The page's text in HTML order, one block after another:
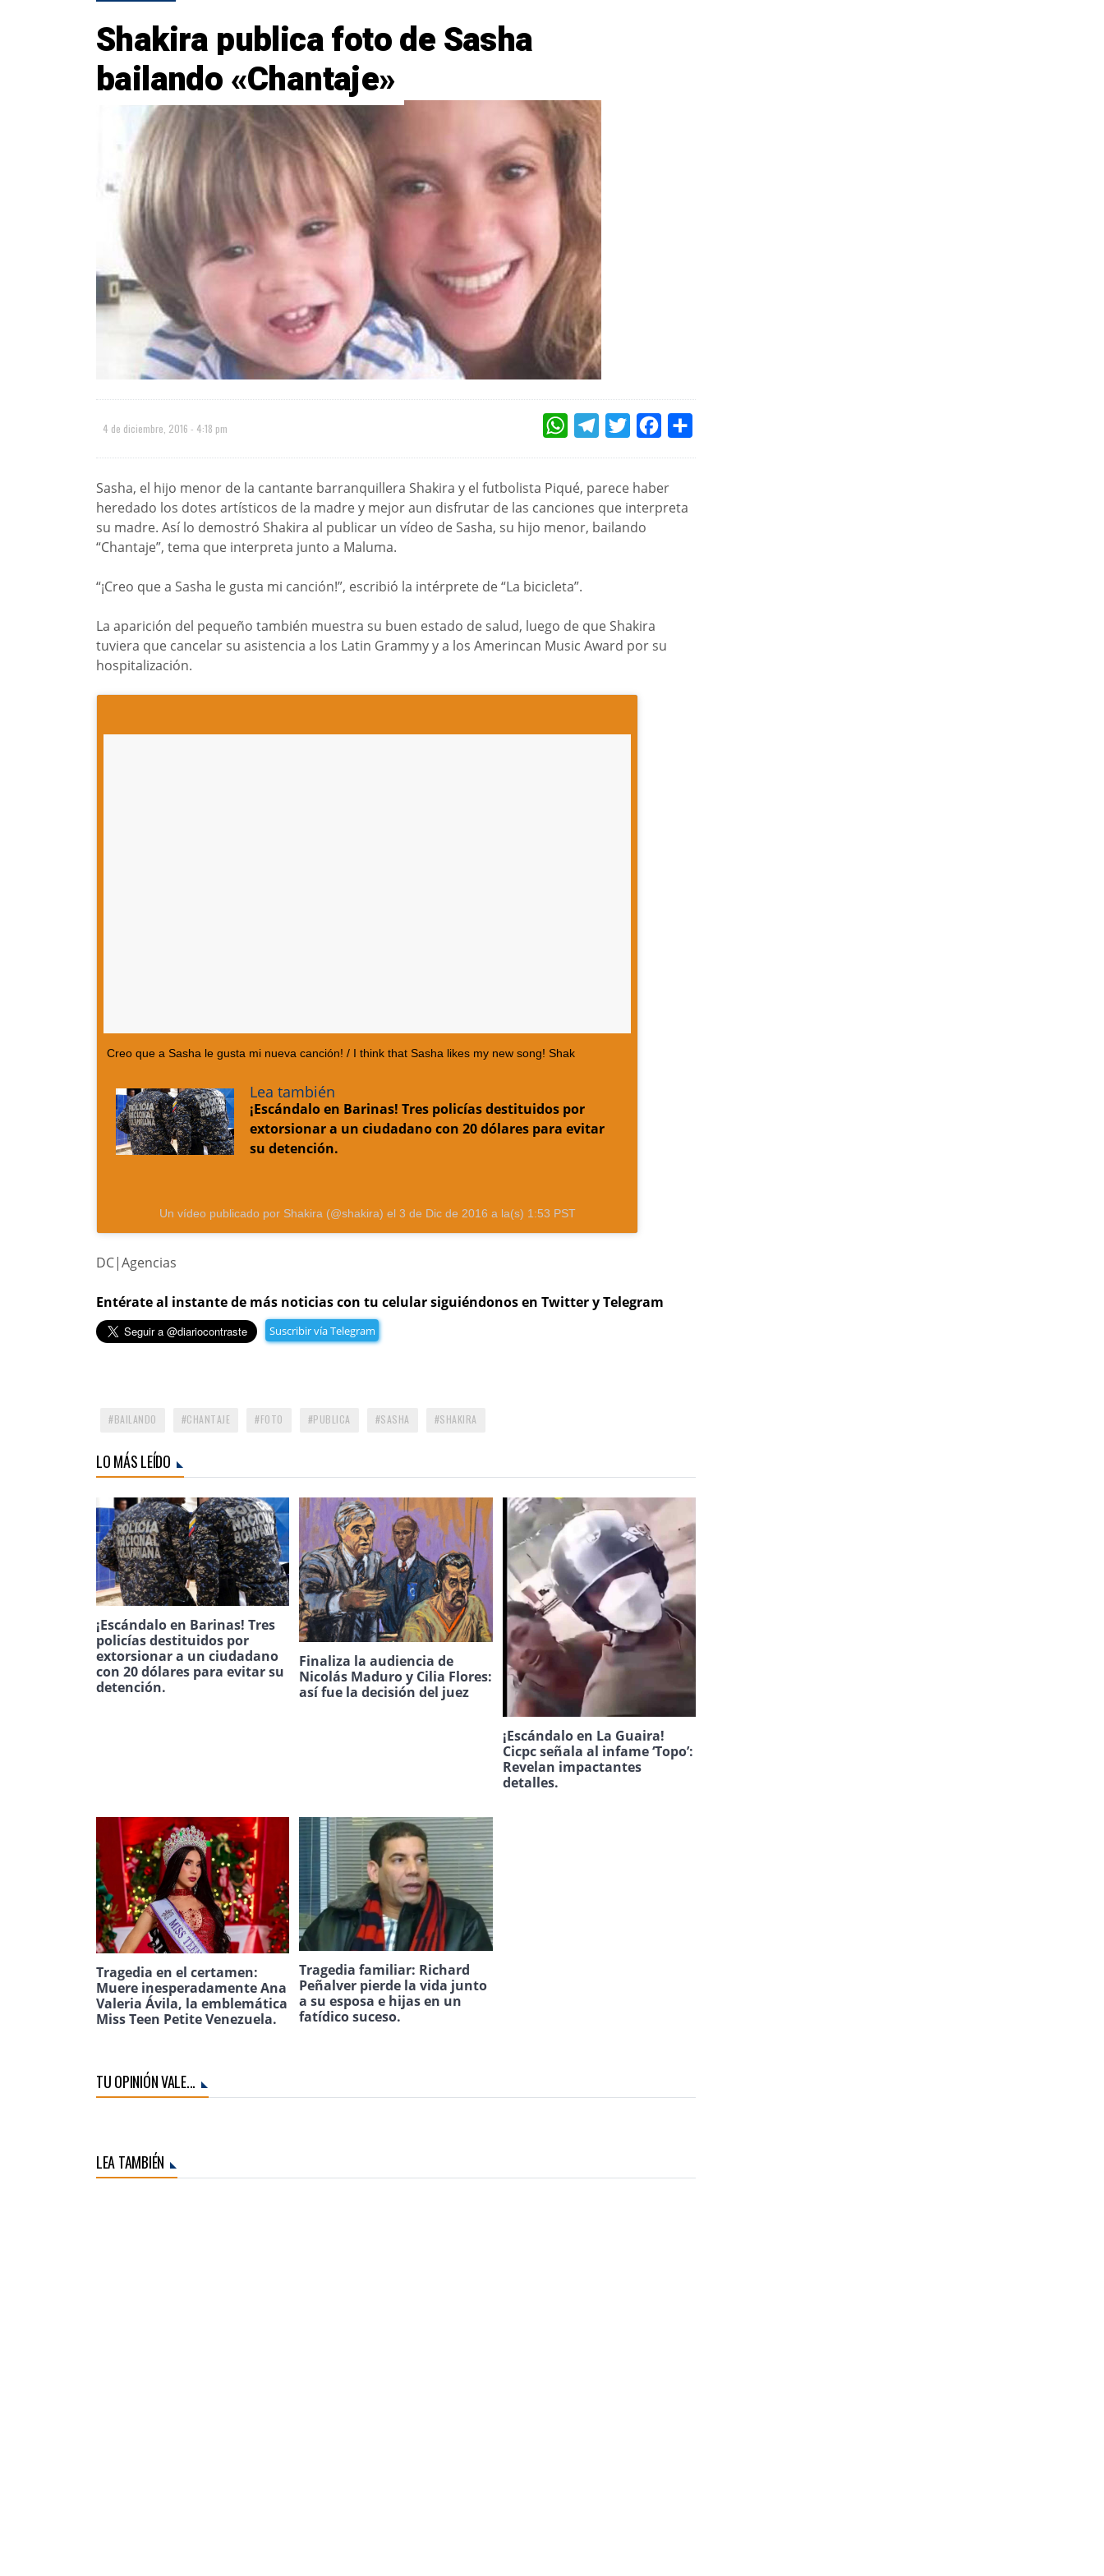
Shakira publica foto de Sasha
bailando «Chantaje»
4 de diciembre, 2016 - 4:18 pm WHATSAPPTELEGRAMTWITTERFACEBOOK
Sasha, el hijo menor de la cantante barranquillera Shakira y el futbolista Piqué, parece haber
heredado los dotes artísticos de la madre y mejor aun disfrutar de las canciones que interpreta
su madre. Así lo demostró Shakira al publicar un vídeo de Sasha, su hijo menor, bailando
“Chantaje”, tema que interpreta junto a Maluma.
“¡Creo que a Sasha le gusta mi canción!”, escribió la intérprete de “La bicicleta”.
La aparición del pequeño también muestra su buen estado de salud, luego de que Shakira
tuviera que cancelar su asistencia a los Latin Grammy y a los Amerincan Music Award por su
hospitalización.
Creo que a Sasha le gusta mi nueva canción! / I think that Sasha likes my new song! Shak
Lea también
¡Escándalo en Barinas! Tres policías destituidos por
extorsionar a un ciudadano con 20 dólares para evitar
su detención.
Un vídeo publicado por Shakira (@shakira) el 3 de Dic de 2016 a la(s) 1:53 PST
DC|Agencias
Entérate al instante de más noticias con tu celular siguiéndonos en Twitter y Telegram
Suscribir vía Telegram
BAILANDO CHANTAJE FOTO PUBLICA SASHA SHAKIRA
LO MÁS LEÍDO
¡Escándalo en Barinas! Tres
policías destituidos por
extorsionar a un ciudadano
con 20 dólares para evitar su
detención.
Finaliza la audiencia de
Nicolás Maduro y Cilia Flores:
así fue la decisión del juez
¡Escándalo en La Guaira!
Cicpc señala al infame ‘Topo’:
Revelan impactantes
detalles.
Tragedia en el certamen:
Muere inesperadamente Ana
Valeria Ávila, la emblemática
Miss Teen Petite Venezuela.
Tragedia familiar: Richard
Peñalver pierde la vida junto
a su esposa e hijas en un
fatídico suceso.
TU OPINIÓN VALE...
LEA TAMBIÉN